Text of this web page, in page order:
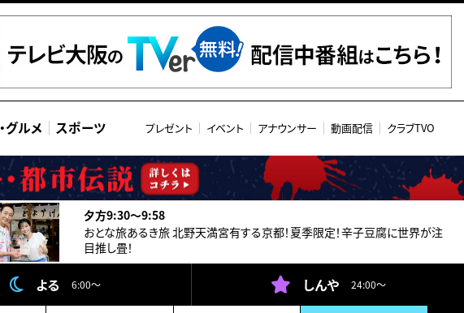
・グルメ スポーツ プレゼント イベント アナウンサー 動画配信 クラブTVO
夕方9:30〜9:58
おとな旅あるき旅 北野天満宮有する京都！夏季限定！辛子豆腐に世界が注
目推し畳！
よる 6:00～ しんや 24:00～